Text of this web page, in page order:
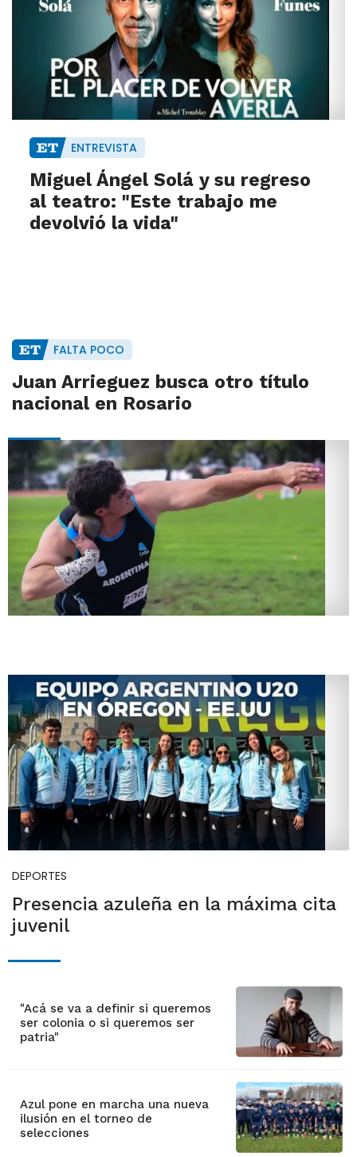
ENTREVISTA
Miguel Ángel Solá y su regreso
al teatro: "Este trabajo me
devolvió la vida"
FALTA POCO
Juan Arrieguez busca otro título
nacional en Rosario
DEPORTES
Presencia azuleña en la máxima cita
juvenil
"Acá se va a definir si queremos
ser colonia o si queremos ser
patria"
Azul pone en marcha una nueva
ilusión en el torneo de
selecciones